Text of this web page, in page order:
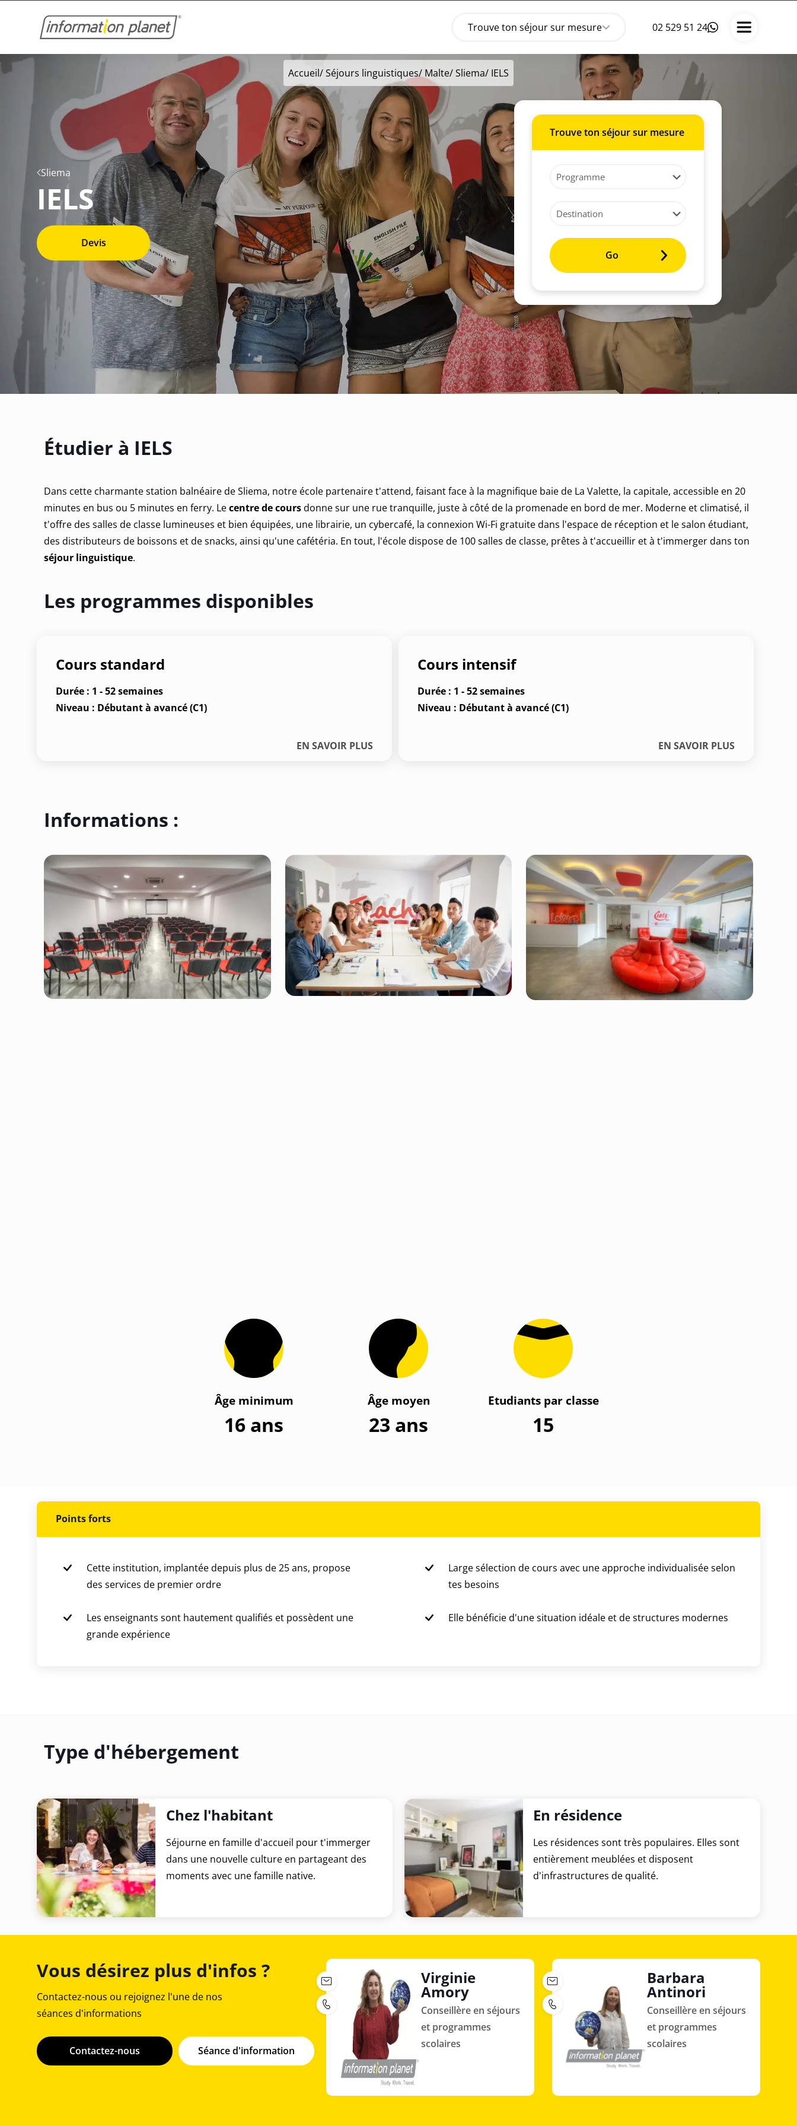
Trouve ton séjour sur mesure 02 529 51 24
Accueil/Séjours linguistiques/ Malte/Sliema/ IELS
Sliema
IELS
Devis
Trouve ton séjour sur mesure
Go
Étudier à IELS
Dans cette charmante station balnéaire de Sliema, notre école partenaire t'attend, faisant face à la magnifique baie de La Valette, la capitale, accessible en 20
minutes en bus ou 5 minutes en ferry. Lecentre de coursdonne sur une rue tranquille, juste à côté de la promenade en bord de mer. Moderne et climatisé, il
t'offre des salles de classe lumineuses et bien équipées, une librairie, un cybercafé, la connexion Wi-Fi gratuite dans l'espace de réception et le salon étudiant,
des distributeurs de boissons et de snacks, ainsi qu'une cafétéria. En tout, l'école dispose de 100 salles de classe, prêtes à t'accueillir et à t'immerger dans ton
séjour linguistique.
Les programmes disponibles
Cours standard
Durée : 1 - 52 semaines
Niveau : Débutant à avancé (C1)
EN SAVOIR PLUS
Cours intensif
Durée : 1 - 52 semaines
Niveau : Débutant à avancé (C1)
EN SAVOIR PLUS
Informations :
Âge minimum
16 ans
Âge moyen
23 ans
Etudiants par classe
15
Points forts
Cette institution, implantée depuis plus de 25 ans, propose
des services de premier ordre
Large sélection de cours avec une approche individualisée selon
tes besoins
Les enseignants sont hautement qualifiés et possèdent une
grande expérience
Elle bénéficie d'une situation idéale et de structures modernes
Type d'hébergement
Chez l'habitant
Séjourne en famille d'accueil pour t'immerger
dans une nouvelle culture en partageant des
moments avec une famille native.
En résidence
Les résidences sont très populaires. Elles sont
entièrement meublées et disposent
d'infrastructures de qualité.
Vous désirez plus d'infos ?
Contactez-nous ou rejoignez l'une de nos
séances d'informations
Contactez-nous Séance d'information
Virginie
Amory
Conseillère en séjours
et programmes
scolaires
Barbara
Antinori
Conseillère en séjours
et programmes
scolaires